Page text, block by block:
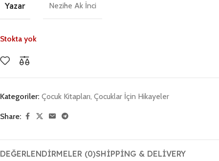
Yazar Nezihe Ak İnci
Stokta yok
Kategoriler: Çocuk Kitapları, Çocuklar İçin Hikayeler
Share:
DEĞERLENDIRMELER (0)SHIPPING & DELIVERY